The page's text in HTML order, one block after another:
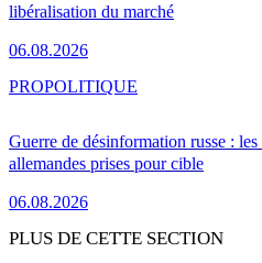
libéralisation du marché
06.08.2026
Guerre de désinformation russe :
allemandes prises pour cible
06.08.2026
PROPOLITIQUE
PLUS DE CETTE SECTION